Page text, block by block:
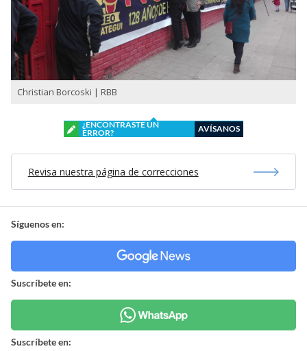
Christian Borcoski | RBB
¿ENCONTRASTE UN
ERROR?
AVÍSANOS
Revisa nuestra página de correcciones
Síguenos en:
Suscríbete en:
Suscríbete en: